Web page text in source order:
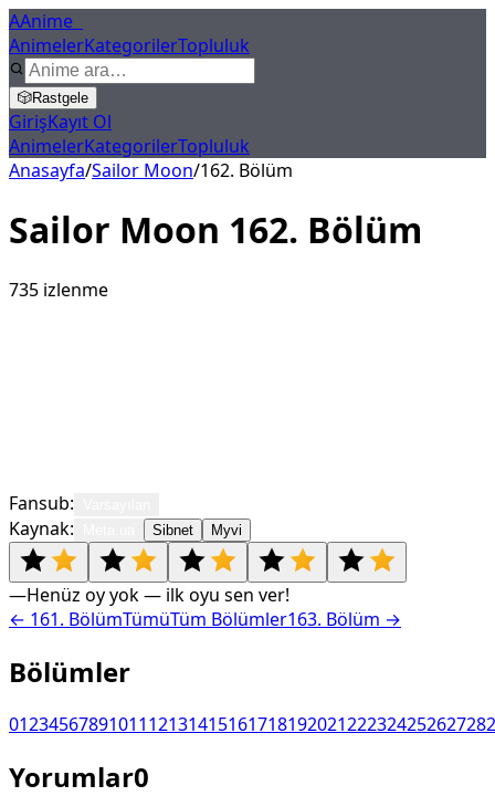
AAnime
AnimelerKategorilerTopluluk
🎲Rastgele
GirişKayıt Ol
AnimelerKategorilerTopluluk
Anasayfa/Sailor Moon/162. Bölüm
Sailor Moon 162. Bölüm
735 izlenme
Fansub:
Kaynak: Sibnet Myvi
—Henüz oy yok — ilk oyu sen ver!
← 161. BölümTümüTüm Bölümler163. Bölüm →
Bölümler
012345678910111213141516171819202122232425262728
Yorumlar0